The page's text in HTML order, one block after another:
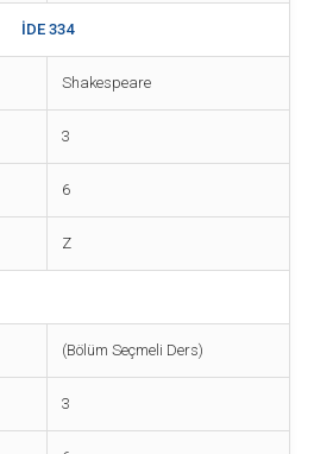
İDE 334
Shakespeare
3
6
Z
(Bölüm Seçmeli Ders)
3